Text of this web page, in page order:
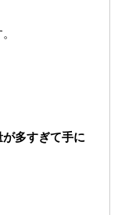
多すぎて手に